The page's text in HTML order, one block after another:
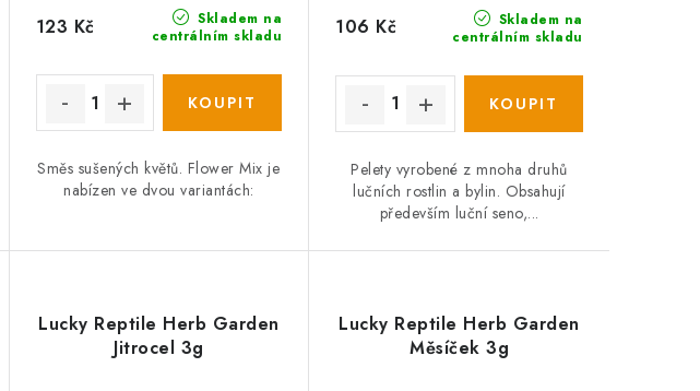
Skladem na
centrálním skladu
123 Kč
Směs sušených květů. Flower Mix je
nabízen ve dvou variantách:
Skladem na
centrálním skladu
106 Kč
Pelety vyrobené z mnoha druhů
lučních rostlin a bylin. Obsahují
především luční seno,...
Lucky Reptile Herb Garden
Jitrocel 3g
Lucky Reptile Herb Garden
Měsíček 3g